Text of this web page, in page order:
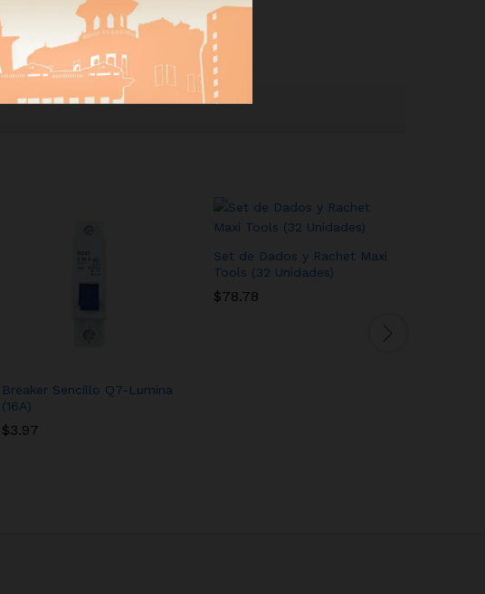
Breaker Sencillo Q7-Lumina
(16A)
$3.97
Set de Dados y Rachet Maxi
Tools (32 Unidades)
$78.78